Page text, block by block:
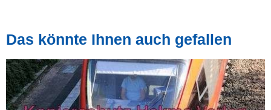
Das könnte Ihnen auch gefallen